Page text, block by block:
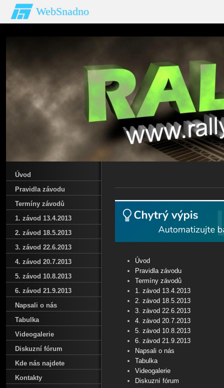
WebSnadno
Úvod
Pravidla závodu
Termíny závodů
1. závod 13.4.2013
2. závod 18.5.2013
3. závod 22.6.2013
4. závod 20.7.2013
5. závod 10.8.2013
6. závod 21.9.2013
Napsali o nás
Tabulka
Videogalerie
Diskuzní fórum
Úvod
Pravidla závodu
Termíny závodů
1. závod 13.4.2013
2. závod 18.5.2013
3. závod 22.6.2013
4. závod 20.7.2013
5. závod 10.8.2013
6. závod 21.9.2013
Napsali o nás
Tabulka
Videogalerie
Diskuzní fórum
Kde nás najdete
Kontakty